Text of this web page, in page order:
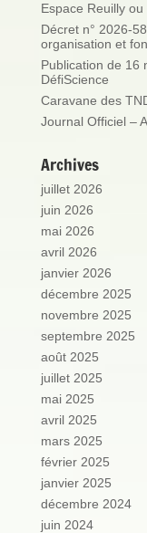
Espace Reuilly
Décret n° 2026-
organisation et
Publication de 16
DéfiScience
Caravane des
Journal Officiel –
Archives
juillet 2026
juin 2026
mai 2026
avril 2026
janvier 2026
décembre 2025
novembre 2025
septembre 2025
août 2025
juillet 2025
mai 2025
avril 2025
mars 2025
février 2025
janvier 2025
décembre 2024
juin 2024